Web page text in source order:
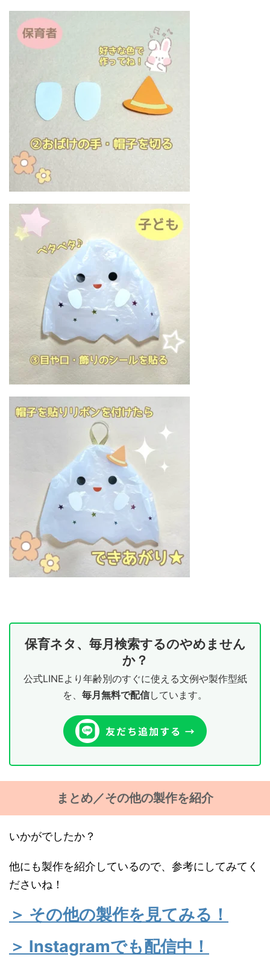
保育ネタ、毎月検索するのやめません
か？
公式LINEより年齢別のすぐに使える文例や製作型紙
を、 毎月無料で配信しています。
まとめ／その他の製作を紹介
いかがでしたか？
他にも製作を紹介しているので、参考にしてみてく
ださいね！
＞ その他の製作を見てみる！
＞ Instagramでも配信中！